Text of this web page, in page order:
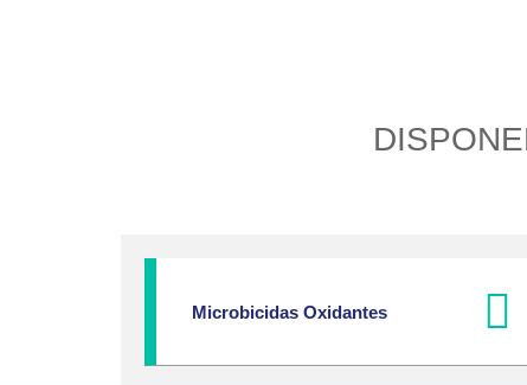
Microbicidas Oxidantes